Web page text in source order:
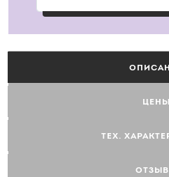
ЦЕНЫ
ТЕХ.